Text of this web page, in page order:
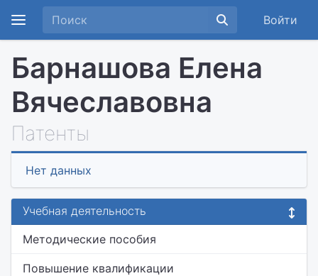
Войти
Барнашова Елена
Вячеславовна
Патенты
Нет данных
Учебная деятельность
Методические пособия
Повышение квалификации